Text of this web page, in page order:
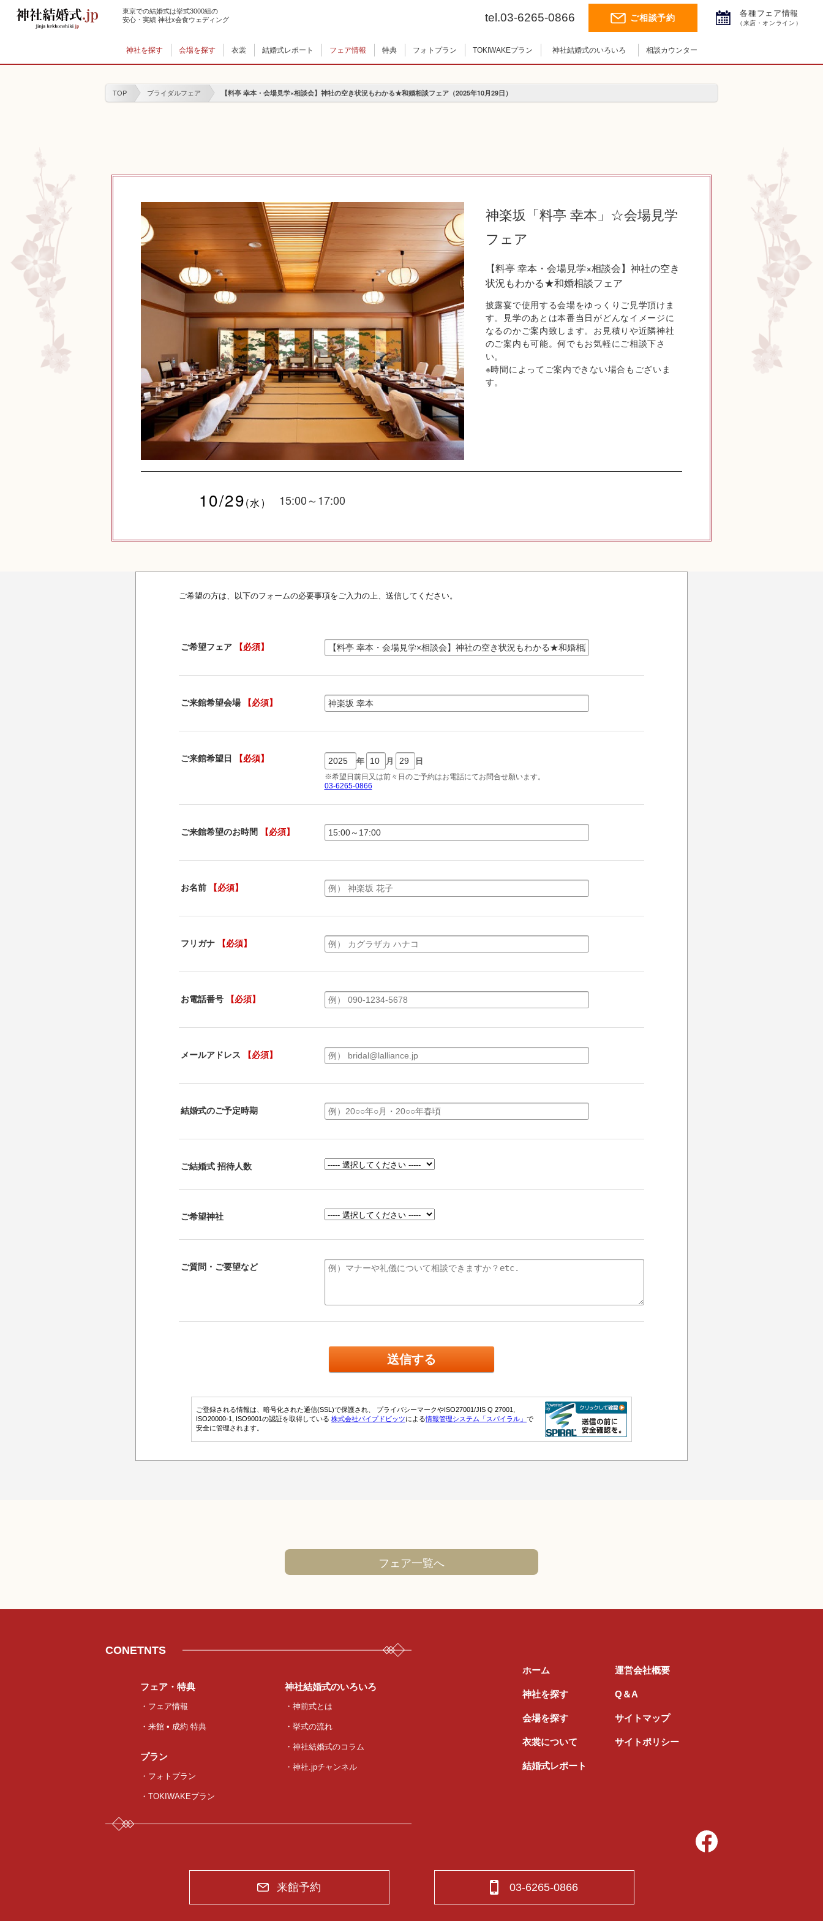
東京での結婚式は挙式3000組の
安心・実績 神社x会食ウェディング
tel.03-6265-0866 ご相談予約 各種フェア情報
（来店・オンライン）
神社を探す 会場を探す 衣裳 結婚式レポート フェア情報 特典 フォトプラン TOKIWAKEプラン
神社結婚式のいろいろ
神前式とは
神社コラム
挙式の流れ
神社結婚式.jpチャンネル
相談カウンター
TOP ブライダルフェア 【料亭 幸本・会場見学×相談会】神社の空き状況もわかる★和婚相談フェア（2025年10月29日）
神楽坂「料亭 幸本」☆会場見学
フェア
【料亭 幸本・会場見学×相談会】神社の空き
状況もわかる★和婚相談フェア
披露宴で使用する会場をゆっくりご見学頂けま
す。見学のあとは本番当日がどんなイメージに
なるのかご案内致します。お見積りや近隣神社
のご案内も可能。何でもお気軽にご相談下さ
い。
※時間によってご案内できない場合もございま
す。
10/29(水) 15:00～17:00
フェア一覧へ
CONETNTS
フェア・特典
・フェア情報
・来館 • 成約 特典
プラン
・フォトプラン
・TOKIWAKEプラン
神社結婚式のいろいろ
・神前式とは
・挙式の流れ
・神社結婚式のコラム
・神社.jpチャンネル
ホーム
神社を探す
会場を探す
衣裳について
結婚式レポート
運営会社概要
Q＆A
サイトマップ
サイトポリシー
来館予約 03-6265-0866